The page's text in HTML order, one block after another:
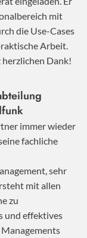
mit
die Use-Cases
Arbeit.
herzlichen Dank!
immer wieder
fachliche
sehr
mit allen
zu
und effektives